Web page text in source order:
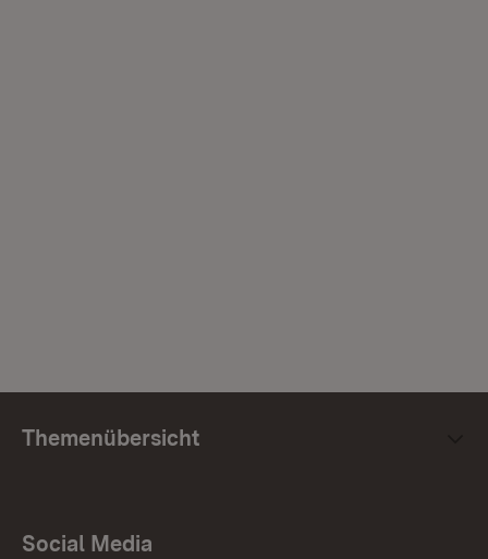
Themenübersicht
Social Media